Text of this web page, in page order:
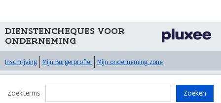
DIENSTENCHEQUES VOOR
ONDERNEMING
Inschrijving Mijn Burgerprofiel Mijn onderneming zone
Zoekterms Zoeken